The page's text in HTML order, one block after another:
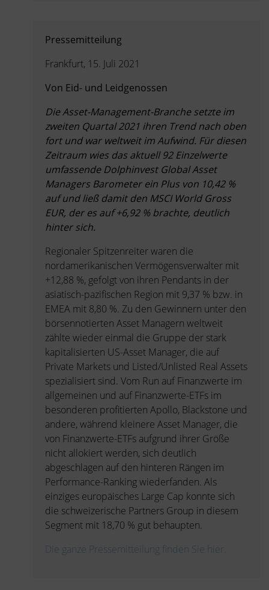
Pressemitteilung
Frankfurt, 15. Juli 2021
Von Eid- und Leidgenossen
Die Asset-Management-Branche setzte im
zweiten Quartal 2021 ihren Trend nach oben
fort und war weltweit im Aufwind. Für diesen
Zeitraum wies das aktuell 92 Einzelwerte
umfassende Dolphinvest Global Asset
Managers Barometer ein Plus von 10,42 %
auf und ließ damit den MSCI World Gross
EUR, der es auf +6,92 % brachte, deutlich
hinter sich.
Regionaler Spitzenreiter waren die
nordamerikanischen Vermögensverwalter mit
+12,88 %, gefolgt von ihren Pendants in der
asiatisch-pazifischen Region mit 9,37 % bzw. in
EMEA mit 8,80 %. Zu den Gewinnern unter den
börsennotierten Asset Managern weltweit
zählte wieder einmal die Gruppe der stark
kapitalisierten US-Asset Manager, die auf
Private Markets und Listed/Unlisted Real Assets
spezialisiert sind. Vom Run auf Finanzwerte im
allgemeinen und auf Finanzwerte-ETFs im
besonderen profitierten Apollo, Blackstone und
andere, während kleinere Asset Manager, die
von Finanzwerte-ETFs aufgrund ihrer Größe
nicht allokiert werden, sich deutlich
abgeschlagen auf den hinteren Rängen im
Performance-Ranking wiederfanden. Als
einziges europäisches Large Cap konnte sich
die schweizerische Partners Group in diesem
Segment mit 18,70 % gut behaupten.
Die ganze Pressemitteilung finden Sie hier.